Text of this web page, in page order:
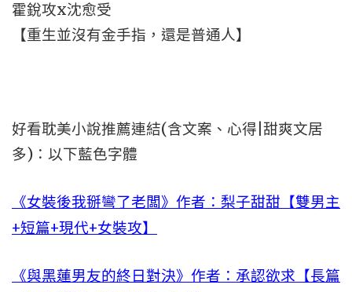
霍銳攻x沈愈受
【重生並沒有金手指，還是普通人】
好看耽美小說推薦連結(含文案、心得|甜爽文居
多)：以下藍色字體
《女裝後我掰彎了老闆》作者：梨子甜甜【雙男主
+短篇+現代+女裝攻】
《與黑蓮男友的終日對決》作者：承認欲求【長篇